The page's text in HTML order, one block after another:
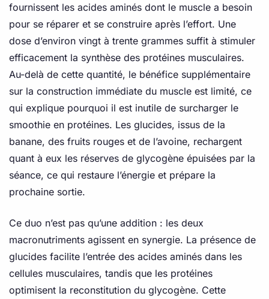
fournissent les acides aminés dont le muscle a besoin
pour se réparer et se construire après l’effort. Une
dose d’environ vingt à trente grammes suffit à stimuler
efficacement la synthèse des protéines musculaires.
Au-delà de cette quantité, le bénéfice supplémentaire
sur la construction immédiate du muscle est limité, ce
qui explique pourquoi il est inutile de surcharger le
smoothie en protéines. Les glucides, issus de la
banane, des fruits rouges et de l’avoine, rechargent
quant à eux les réserves de glycogène épuisées par la
séance, ce qui restaure l’énergie et prépare la
prochaine sortie.
Ce duo n’est pas qu’une addition : les deux
macronutriments agissent en synergie. La présence de
glucides facilite l’entrée des acides aminés dans les
cellules musculaires, tandis que les protéines
optimisent la reconstitution du glycogène. Cette